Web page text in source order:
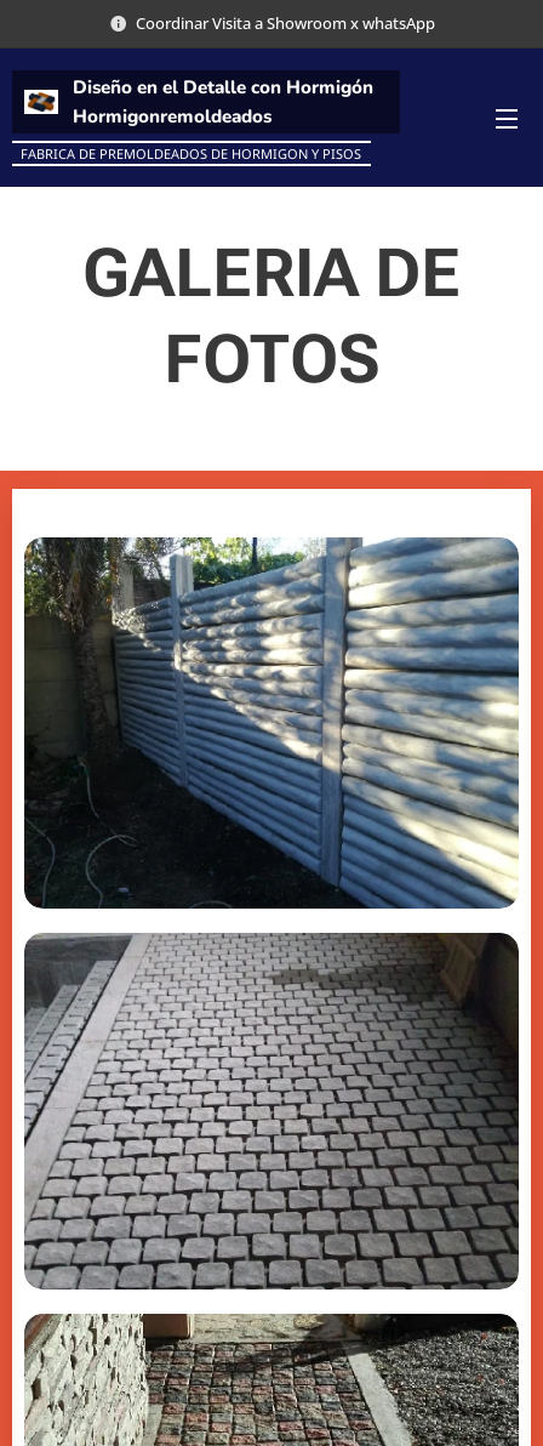
Coordinar Visita a Showroom x whatsApp
Diseño en el Detalle con Hormigón
Hormigonremoldeados
FABRICA DE PREMOLDEADOS DE HORMIGON Y PISOS
GALERIA DE
FOTOS